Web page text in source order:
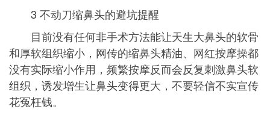
3 不动刀缩鼻头的避坑提醒
目前没有任何非手术方法能让天生大鼻头的软骨
和厚软组织缩小，网传的缩鼻头精油、网红按摩操都
没有实际缩小作用，频繁按摩反而会反复刺激鼻头软
组织，诱发增生让鼻头变得更大，不要轻信不实宣传
花冤枉钱。